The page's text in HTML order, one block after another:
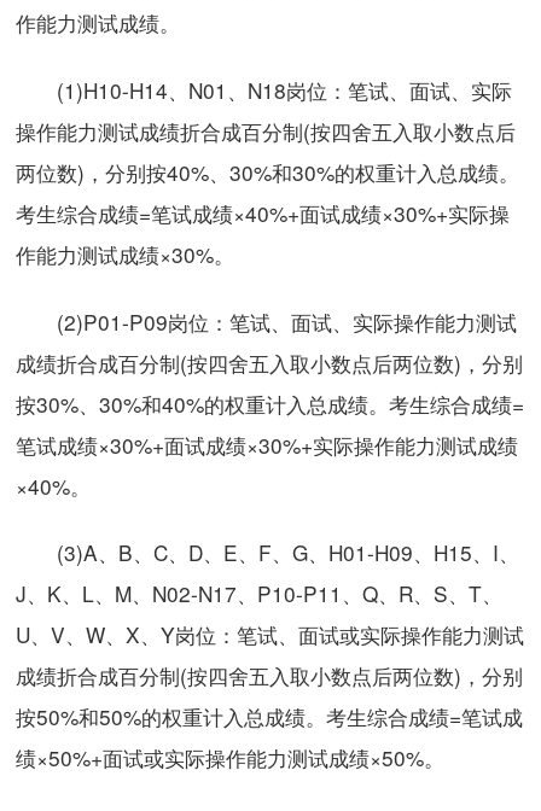
作能力测试成绩。
(1)H10-H14、N01、N18岗位：笔试、面试、实际
操作能力测试成绩折合成百分制(按四舍五入取小数点后
两位数)，分别按40%、30%和30%的权重计入总成绩。
考生综合成绩=笔试成绩×40%+面试成绩×30%+实际操
作能力测试成绩×30%。
(2)P01-P09岗位：笔试、面试、实际操作能力测试
成绩折合成百分制(按四舍五入取小数点后两位数)，分别
按30%、30%和40%的权重计入总成绩。考生综合成绩=
笔试成绩×30%+面试成绩×30%+实际操作能力测试成绩
×40%。
(3)A、B、C、D、E、F、G、H01-H09、H15、I、
J、K、L、M、N02-N17、P10-P11、Q、R、S、T、
U、V、W、X、Y岗位：笔试、面试或实际操作能力测试
成绩折合成百分制(按四舍五入取小数点后两位数)，分别
按50%和50%的权重计入总成绩。考生综合成绩=笔试成
绩×50%+面试或实际操作能力测试成绩×50%。